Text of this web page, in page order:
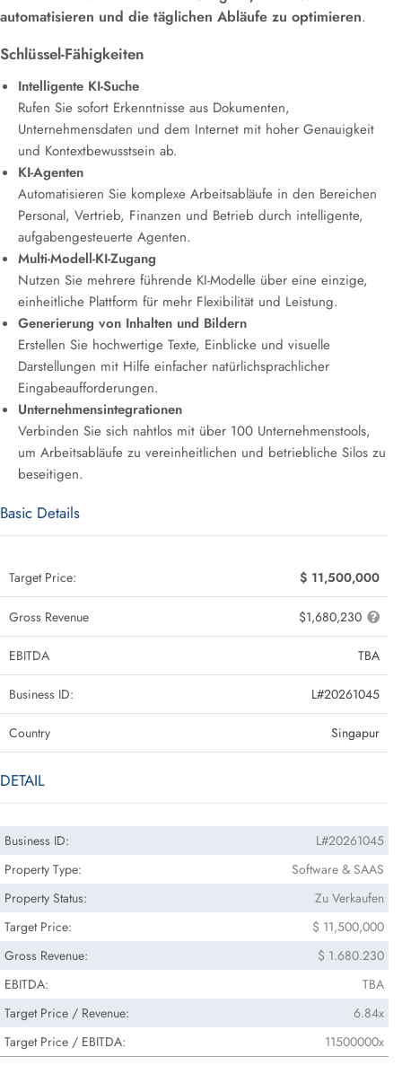
automatisieren und die täglichen Abläufe zu optimieren.
Schlüssel-Fähigkeiten
Intelligente KI-Suche
Rufen Sie sofort Erkenntnisse aus Dokumenten,
Unternehmensdaten und dem Internet mit hoher Genauigkeit
und Kontextbewusstsein ab.
KI-Agenten
Automatisieren Sie komplexe Arbeitsabläufe in den Bereichen
Personal, Vertrieb, Finanzen und Betrieb durch intelligente,
aufgabengesteuerte Agenten.
Multi-Modell-KI-Zugang
Nutzen Sie mehrere führende KI-Modelle über eine einzige,
einheitliche Plattform für mehr Flexibilität und Leistung.
Generierung von Inhalten und Bildern
Erstellen Sie hochwertige Texte, Einblicke und visuelle
Darstellungen mit Hilfe einfacher natürlichsprachlicher
Eingabeaufforderungen.
Unternehmensintegrationen
Verbinden Sie sich nahtlos mit über 100 Unternehmenstools,
um Arbeitsabläufe zu vereinheitlichen und betriebliche Silos zu
beseitigen.
Basic Details
Target Price: $ 11,500,000
Gross Revenue $1,680,230
EBITDA TBA
Business ID: L#20261045
Country Singapur
DETAIL
Business ID:
L#20261045
Property Type:
Software & SAAS
Property Status:
Zu Verkaufen
Target Price:
$ 11,500,000
Gross Revenue:
$ 1.680.230
EBITDA:
TBA
Target Price / Revenue:
6.84x
Target Price / EBITDA:
11500000x